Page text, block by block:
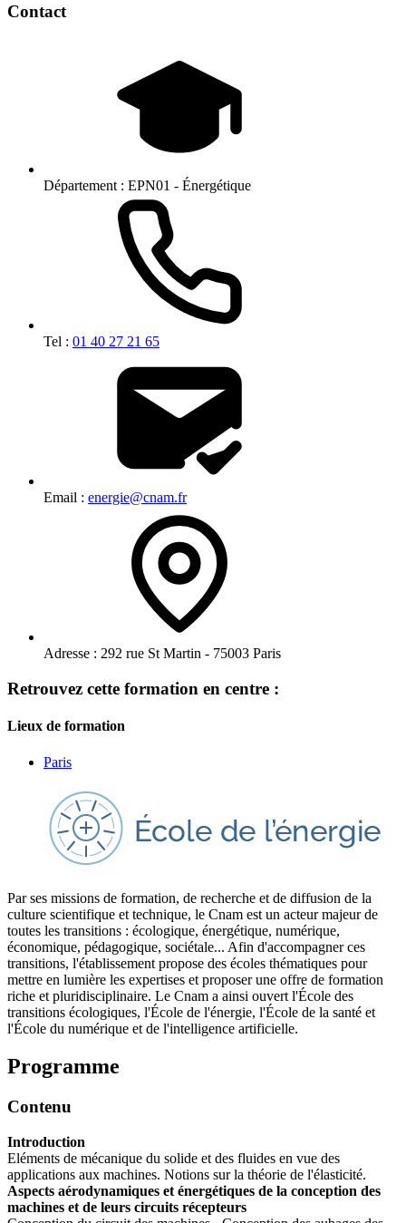
Contact
Département : EPN01 - Énergétique
Tel : 01 40 27 21 65
Email : energie@cnam.fr
Adresse : 292 rue St Martin - 75003 Paris
Retrouvez cette formation en centre :
Lieux de formation
Paris
Par ses missions de formation, de recherche et de diffusion de la
culture scientifique et technique, le Cnam est un acteur majeur de
toutes les transitions : écologique, énergétique, numérique,
économique, pédagogique, sociétale... Afin d'accompagner ces
transitions, l'établissement propose des écoles thématiques pour
mettre en lumière les expertises et proposer une offre de formation
riche et pluridisciplinaire. Le Cnam a ainsi ouvert l'École des
transitions écologiques, l'École de l'énergie, l'École de la santé et
l'École du numérique et de l'intelligence artificielle.
Programme
Contenu
Introduction
Eléments de mécanique du solide et des fluides en vue des
applications aux machines. Notions sur la théorie de l'élasticité.
Aspects aérodynamiques et énergétiques de la conception des
machines et de leurs circuits récepteurs